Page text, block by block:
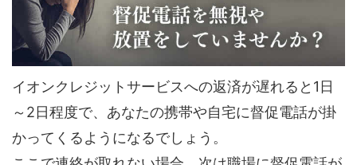
イオンクレジットサービスへの返済が遅れると1日
～2日程度で、あなたの携帯や自宅に督促電話が掛
かってくるようになるでしょう。